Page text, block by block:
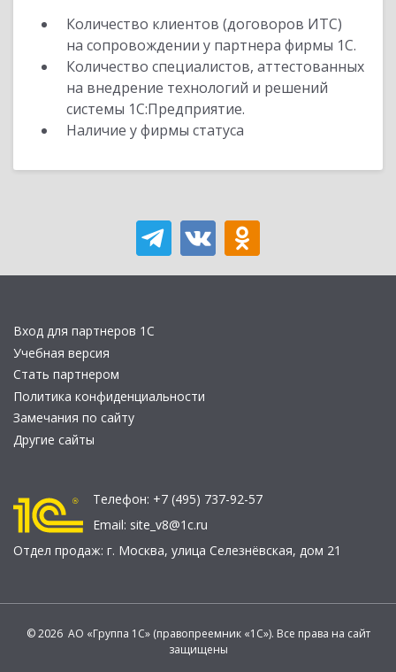
Количество клиентов (договоров ИТС)
на сопровождении у партнера фирмы 1С.
Количество специалистов, аттестованных
на внедрение технологий и решений
системы 1С:Предприятие.
Наличие у фирмы статуса
Вход для партнеров 1С
Учебная версия
Стать партнером
Политика конфиденциальности
Замечания по сайту
Другие сайты
Телефон: +7 (495) 737-92-57
Email: site_v8@1c.ru
Отдел продаж: г. Москва, улица Селезнёвская, дом 21
© 2026 АО «Группа 1С» (правопреемник «1С»). Все права на сайт
защищены